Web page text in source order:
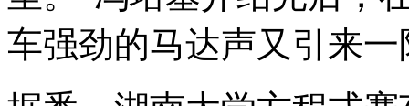
车强劲的马达声又引来